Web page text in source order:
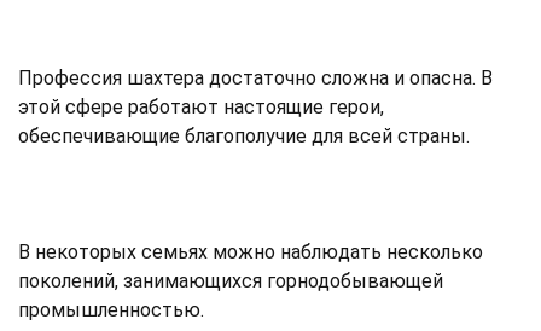
Профессия шахтера достаточно сложна и опасна. В
этой сфере работают настоящие герои,
обеспечивающие благополучие для всей страны.
В некоторых семьях можно наблюдать несколько
поколений, занимающихся горнодобывающей
промышленностью.